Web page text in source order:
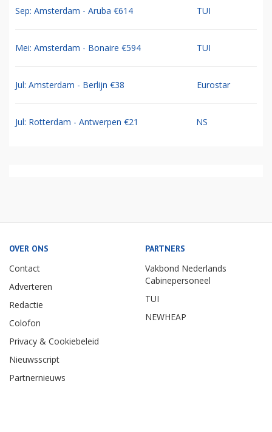
Sep: Amsterdam - Aruba €614 TUI
Mei: Amsterdam - Bonaire €594 TUI
Jul: Amsterdam - Berlijn €38 Eurostar
Jul: Rotterdam - Antwerpen €21 NS
OVER ONS
Contact
Adverteren
Redactie
Colofon
Privacy & Cookiebeleid
Nieuwsscript
Partnernieuws
PARTNERS
Vakbond Nederlands
Cabinepersoneel
TUI
NEWHEAP